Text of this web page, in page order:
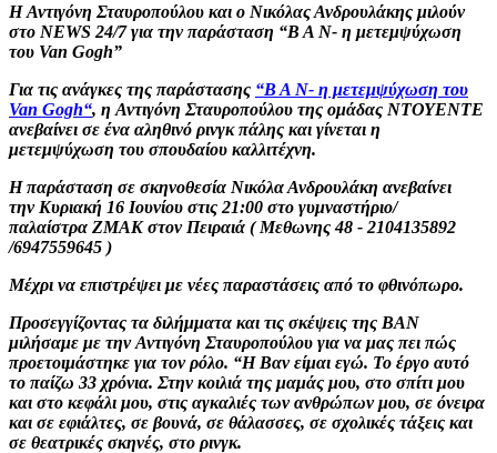
Η Αντιγόνη Σταυροπούλου και ο Νικόλας Ανδρουλάκης μιλούν
στο NEWS 24/7 για την παράσταση “Β Α Ν- η μετεμψύχωση
του Van Gogh”
Για τις ανάγκες της παράστασης “Β Α Ν- η μετεμψύχωση του
Van Gogh“, η Αντιγόνη Σταυροπούλου της ομάδας ΝΤΟΥΕΝΤΕ
ανεβαίνει σε ένα αληθινό ρινγκ πάλης και γίνεται η
μετεμψύχωση του σπουδαίου καλλιτέχνη.
Η παράσταση σε σκηνοθεσία Νικόλα Ανδρουλάκη ανεβαίνει
την Κυριακή 16 Ιουνίου στις 21:00 στο γυμναστήριο/
παλαίστρα ZMAK στον Πειραιά ( Μεθωνης 48 - 2104135892
/6947559645 )
Μέχρι να επιστρέψει με νέες παραστάσεις από το φθινόπωρο.
Προσεγγίζοντας τα διλήμματα και τις σκέψεις της ΒΑΝ
μιλήσαμε με την Αντιγόνη Σταυροπούλου για να μας πει πώς
προετοιμάστηκε για τον ρόλο. “Η Βαν είμαι εγώ. Το έργο αυτό
το παίζω 33 χρόνια. Στην κοιλιά της μαμάς μου, στο σπίτι μου
και στο κεφάλι μου, στις αγκαλιές των ανθρώπων μου, σε όνειρα
και σε εφιάλτες, σε βουνά, σε θάλασσες, σε σχολικές τάξεις και
σε θεατρικές σκηνές, στο ρινγκ.